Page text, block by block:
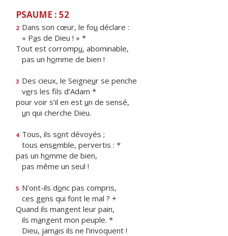
PSAUME : 52
2 Dans son cœur, le fou déclare :
« Pas de Dieu ! » *
Tout est corrompu, abominable,
pas un homme de bien !
3 Des cieux, le Seigneur se penche
vers les fils d’Adam *
pour voir s’il en est un de sensé,
un qui cherche Dieu.
4 Tous, ils sont dévoyés ;
tous ensemble, pervertis : *
pas un homme de bien,
pas même un seul !
5 N’ont-ils donc pas compris,
ces gens qui font le mal ? +
Quand ils mangent leur pain,
ils mangent mon peuple. *
Dieu, jamais ils ne l’invoquent !